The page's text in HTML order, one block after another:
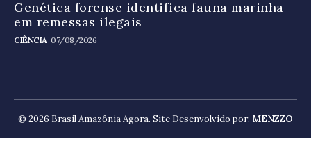
Genética forense identifica fauna marinha
em remessas ilegais
CIÊNCIA 07/08/2026
© 2026 Brasil Amazônia Agora. Site Desenvolvido por: MENZZO